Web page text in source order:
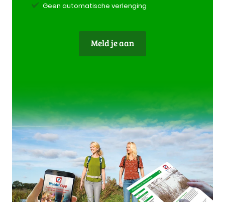
Geen automatische verlenging
Meld je aan